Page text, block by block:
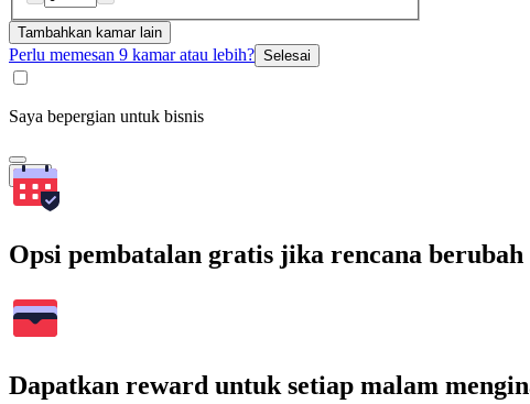
Tambahkan kamar lain
Perlu memesan 9 kamar atau lebih? Selesai
Saya bepergian untuk bisnis
Cari
Opsi pembatalan gratis jika rencana berubah
Dapatkan reward untuk setiap malam